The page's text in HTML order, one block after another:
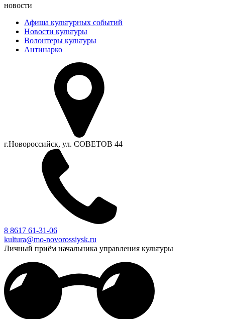
новости
Афиша культурных событий
Новости культуры
Волонтеры культуры
Антинарко
г.Новороссийск, ул. СОВЕТОВ 44
8 8617 61-31-06
kultura@mo-novorossiysk.ru
Личный приём начальника управления культуры